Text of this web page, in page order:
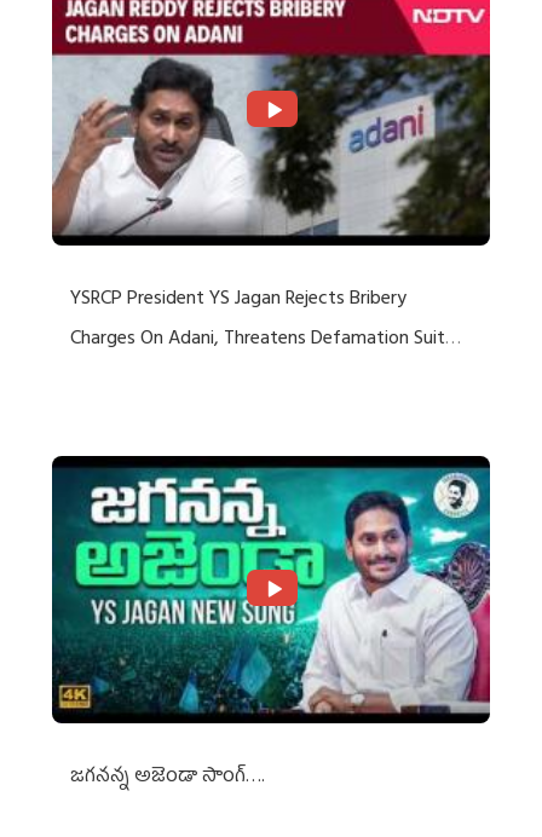
YSRCP President YS Jagan Rejects Bribery
Charges On Adani, Threatens Defamation Suit
జగనన్న అజెండా సాంగ్….